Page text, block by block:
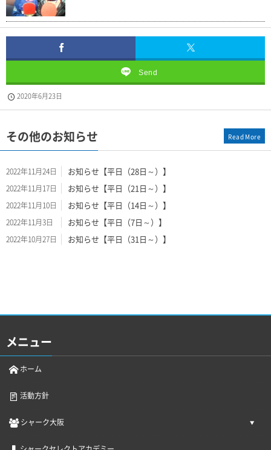
Send
2020年6月23日
その他のお知らせ
2022年11月24日 お知らせ【平日（28日～）】
2022年11月17日 お知らせ【平日（21日～）】
2022年11月10日 お知らせ【平日（14日～）】
2022年11月3日 お知らせ【平日（7日～）】
2022年10月27日 お知らせ【平日（31日～）】
Read More
メニュー
ホーム
活動方針
シャーク大阪